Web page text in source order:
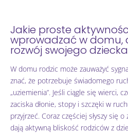
Jakie proste
wprowadzać w domu,
rozwój swojego
W domu rodzic może zauważyć
znać, że potrzebuje świadomego
„uziemienia”. Jeśli ciągle się wierci,
zaciska dłonie, stopy i szczęki w
przyjrzeć. Coraz częściej słyszy się
dają aktywną bliskość rodziców z